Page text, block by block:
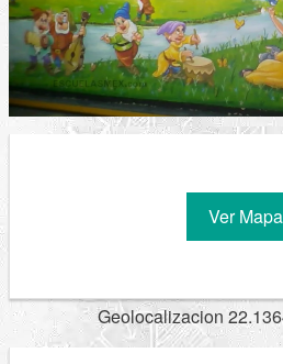
Ver Mapa
Geolocalizacion